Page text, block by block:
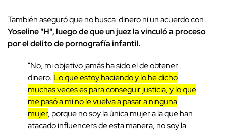
También aseguró que no busca dinero ni un acuerdo con
Yoseline "H", luego de que un juez la vinculó a proceso
por el delito de pornografía infantil.
"No, mi objetivo jamás ha sido el de obtener
dinero. Lo que estoy haciendo y lo he dicho
muchas veces es para conseguir justicia, y lo que
me pasó a mí no le vuelva a pasar a ninguna
mujer, porque no soy la única mujer a la que han
atacado influencers de esta manera, no soy la